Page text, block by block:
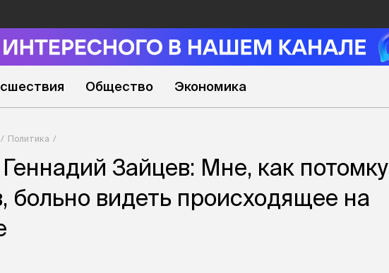
Общество Экономика
Политика
Зайцев: Мне, как потомку
больно видеть происходящее на